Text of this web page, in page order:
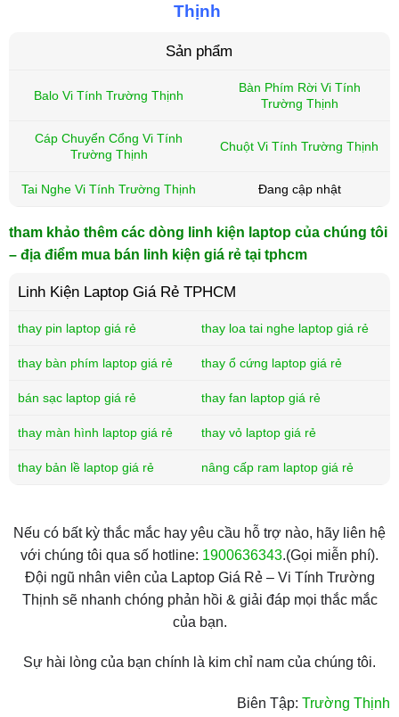
Thịnh
Sản phẩm
Balo Vi Tính Trường Thịnh
Bàn Phím Rời Vi Tính
Trường Thịnh
Cáp Chuyển Cổng Vi Tính
Trường Thịnh
Chuột Vi Tính Trường Thịnh
Tai Nghe Vi Tính Trường Thịnh Đang cập nhật
tham khảo thêm các dòng linh kiện laptop của chúng tôi
– địa điểm mua bán linh kiện giá rẻ tại tphcm
Linh Kiện Laptop Giá Rẻ TPHCM
thay pin laptop giá rẻ thay loa tai nghe laptop giá rẻ
thay bàn phím laptop giá rẻ thay ổ cứng laptop giá rẻ
bán sạc laptop giá rẻ thay fan laptop giá rẻ
thay màn hình laptop giá rẻ thay vỏ laptop giá rẻ
thay bản lề laptop giá rẻ nâng cấp ram laptop giá rẻ
Nếu có bất kỳ thắc mắc hay yêu cầu hỗ trợ nào, hãy liên hệ
với chúng tôi qua số hotline: 1900636343.(Gọi miễn phí).
Đội ngũ nhân viên của Laptop Giá Rẻ – Vi Tính Trường
Thịnh sẽ nhanh chóng phản hồi & giải đáp mọi thắc mắc
của bạn.
Sự hài lòng của bạn chính là kim chỉ nam của chúng tôi.
Biên Tập:Trường Thịnh